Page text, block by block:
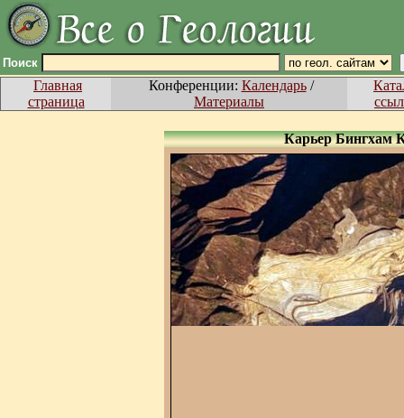
Поиск
Главная
страница
Конференции: Календарь/
Материалы
Карьер Бингхам